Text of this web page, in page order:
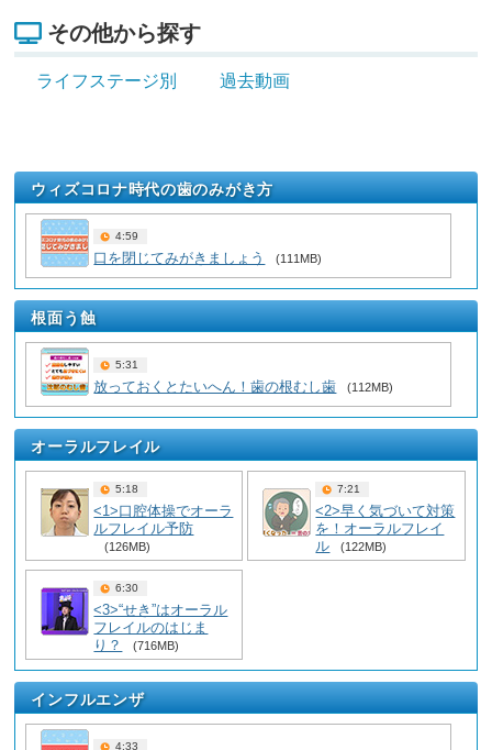
その他から探す
ライフステージ別 過去動画
ウィズコロナ時代の歯のみがき方
4:59
口を閉じてみがきましょう (111MB)
根面う蝕
5:31
放っておくとたいへん！歯の根むし歯 (112MB)
オーラルフレイル
5:18
<1>口腔体操でオーラ
ルフレイル予防
(126MB)
7:21
<2>早く気づいて対策
を！オーラルフレイ
ル
(122MB)
6:30
<3>“せき”はオーラル
フレイルのはじま
り？
(716MB)
インフルエンザ
4:33